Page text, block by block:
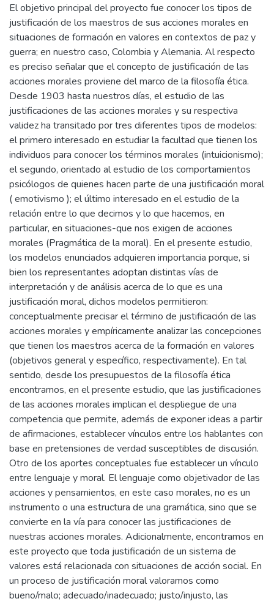
El objetivo principal del proyecto fue conocer los tipos de
justificación de los maestros de sus acciones morales en
situaciones de formación en valores en contextos de paz y
guerra; en nuestro caso, Colombia y Alemania. Al respecto
es preciso señalar que el concepto de justificación de las
acciones morales proviene del marco de la filosofía ética.
Desde 1903 hasta nuestros días, el estudio de las
justificaciones de las acciones morales y su respectiva
validez ha transitado por tres diferentes tipos de modelos:
el primero interesado en estudiar la facultad que tienen los
individuos para conocer los términos morales (intuicionismo);
el segundo, orientado al estudio de los comportamientos
psicólogos de quienes hacen parte de una justificación moral
( emotivismo ); el último interesado en el estudio de la
relación entre lo que decimos y lo que hacemos, en
particular, en situaciones-que nos exigen de acciones
morales (Pragmática de la moral). En el presente estudio,
los modelos enunciados adquieren importancia porque, si
bien los representantes adoptan distintas vías de
interpretación y de análisis acerca de lo que es una
justificación moral, dichos modelos permitieron:
conceptualmente precisar el término de justificación de las
acciones morales y empíricamente analizar las concepciones
que tienen los maestros acerca de la formación en valores
(objetivos general y específico, respectivamente). En tal
sentido, desde los presupuestos de la filosofía ética
encontramos, en el presente estudio, que las justificaciones
de las acciones morales implican el despliegue de una
competencia que permite, además de exponer ideas a partir
de afirmaciones, establecer vínculos entre los hablantes con
base en pretensiones de verdad susceptibles de discusión.
Otro de los aportes conceptuales fue establecer un vínculo
entre lenguaje y moral. El lenguaje como objetivador de las
acciones y pensamientos, en este caso morales, no es un
instrumento o una estructura de una gramática, sino que se
convierte en la vía para conocer las justificaciones de
nuestras acciones morales. Adicionalmente, encontramos en
este proyecto que toda justificación de un sistema de
valores está relacionada con situaciones de acción social. En
un proceso de justificación moral valoramos como
bueno/malo; adecuado/inadecuado; justo/injusto, las